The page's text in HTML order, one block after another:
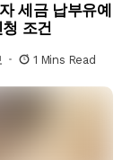
세금 납부유예
조건
1 Mins Read